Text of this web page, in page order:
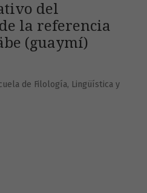
del
la referencia
(guaymí)
de Filología, Lingüística y